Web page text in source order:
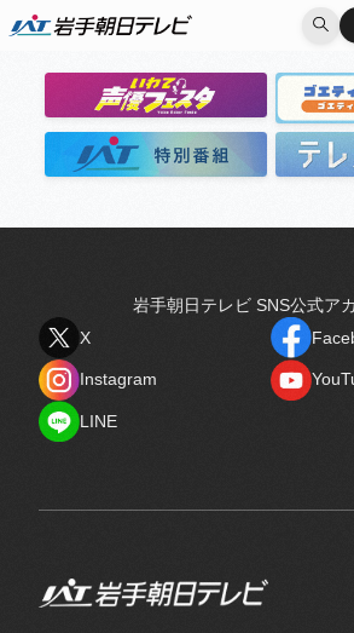
岩手朝日テレビ SNS公式ア
X
Instagram
LINE